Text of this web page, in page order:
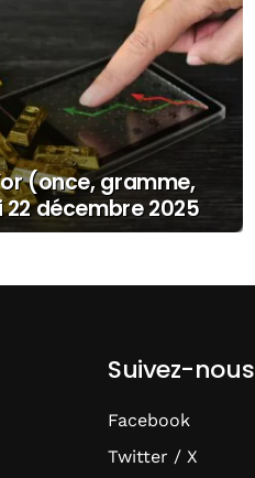
(once, gramme,
22 décembre 2025
Suivez-nous
Facebook
Twitter / X